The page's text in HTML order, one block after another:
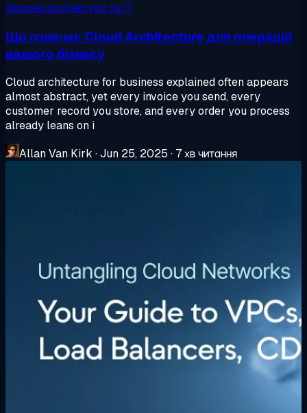
Хмарна архітектура та IT
Що означає Cloud Architecture для операцій
вашого бізнесу
Cloud architecture for business explained often appears
almost abstract, yet every invoice you send, every
customer record you store, and every order you process
already leans on i
Allan Van Kirk ·Jun 25, 2025 · 7 хв читання